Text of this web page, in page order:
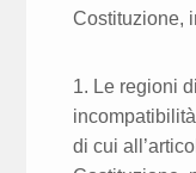
Costituzione,
1. Le regioni
di cui